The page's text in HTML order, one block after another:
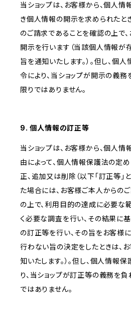
当ショップは、お客様から、個人
き個人情報の開示を求められたと
のご請求であることを確認の上で
開示を行います（当該個人情報が
旨を通知いたします。）。但し、個
令により、当ショップが開示の義
限りではありません。
9. 個人情報の訂正等
当ショップは、お客様から、個人
由によって、個人情報保護法の定
正、追加又は削除（以下「訂正等」
た場合には、お客様ご本人からの
の上で、利用目的の達成に必要な
く必要な調査を行い、その結果に
の訂正等を行い、その旨をお客様
行わない旨の決定をしたときは、
知いたします。）。但し、個人情報
り、当ショップが訂正等の義務を
ではありません。